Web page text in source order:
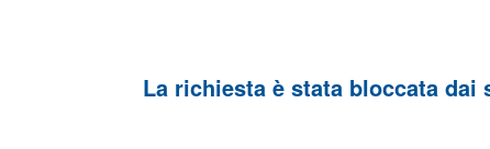
La richiesta è stata bloccata